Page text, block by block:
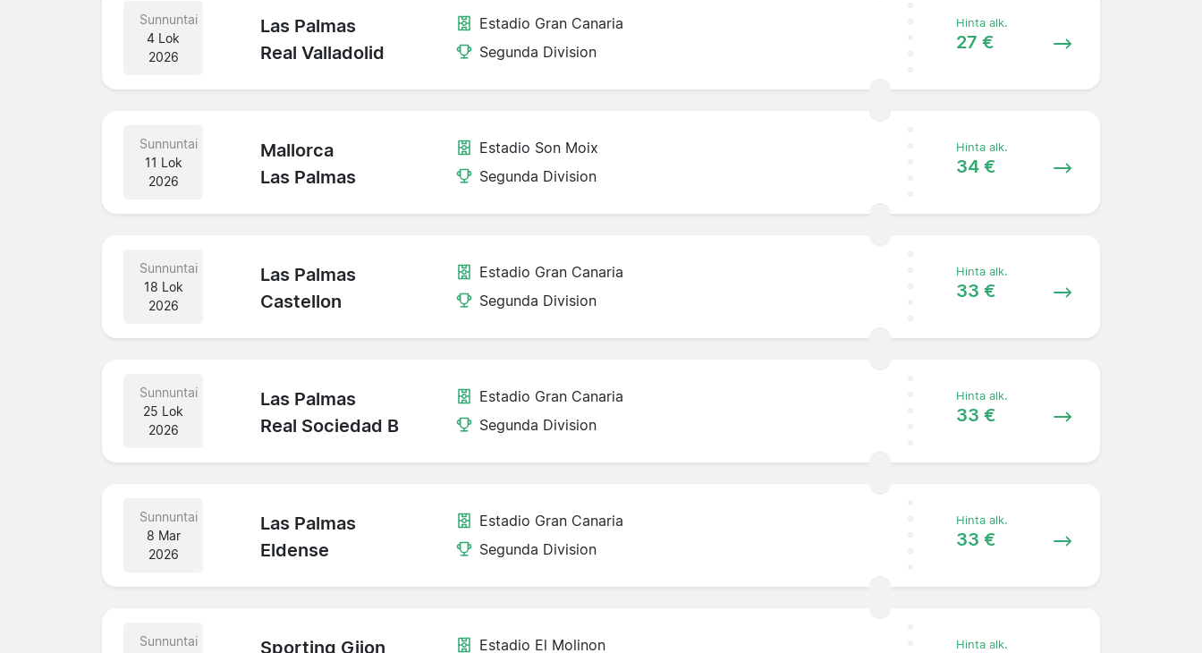
Sunnuntai
4 Lok
2026
Las Palmas
Real Valladolid
Estadio Gran Canaria
Segunda Division
Hinta alk.
27 €
Sunnuntai
11 Lok
2026
Mallorca
Las Palmas
Estadio Son Moix
Segunda Division
Hinta alk.
34 €
Sunnuntai
18 Lok
2026
Las Palmas
Castellon
Estadio Gran Canaria
Segunda Division
Hinta alk.
33 €
Sunnuntai
25 Lok
2026
Las Palmas
Real Sociedad B
Estadio Gran Canaria
Segunda Division
Hinta alk.
33 €
Sunnuntai
8 Mar
2026
Las Palmas
Eldense
Estadio Gran Canaria
Segunda Division
Hinta alk.
33 €
Sunnuntai
Sporting Gijon Estadio El Molinon Hinta alk.